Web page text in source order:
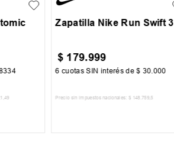
,49
Zapatilla Nike Run Swift 3
$ 179.999
6 cuotas SIN interés de$ 30 000
Precio sin impuestos nacionales: $ 148 .759 ,5